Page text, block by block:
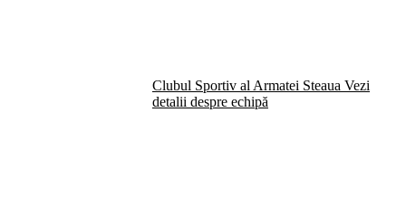
Clubul Sportiv al Armatei Steaua Vezi
detalii despre echipă